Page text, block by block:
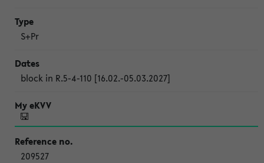
S+Pr
block in R.5-4-110 [16.02.-05.03.2027]
209527